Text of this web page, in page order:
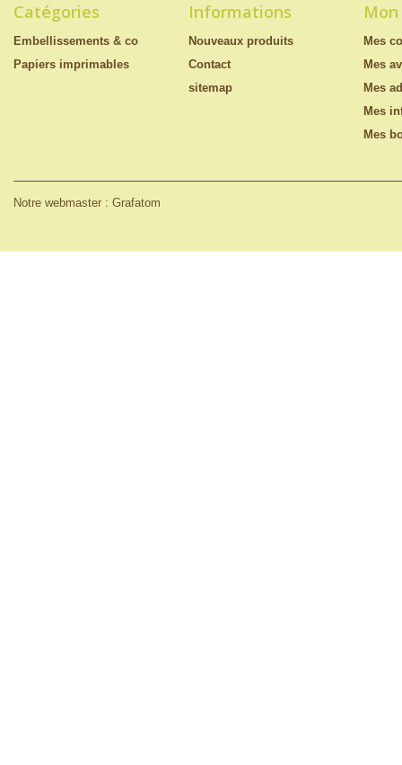
Catégories
Embellissements & co
Papiers imprimables
Informations
Nouveaux produits
Contact
sitemap
Notre webmaster : Grafatom
Mes
Mes
Mes
Mes
Mes